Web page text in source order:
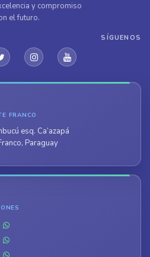
y compromiso
el futuro.
SÍGUENOS
FRANCO
esq. Ca’azapá
Paraguay